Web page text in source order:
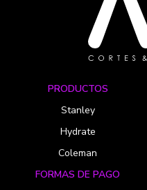
PRODUCTOS
Stanley
Hydrate
Coleman
FORMAS DE PAGO